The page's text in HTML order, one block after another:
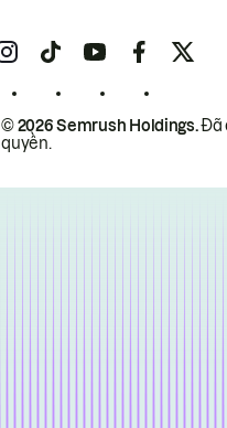
© 2026 Semrush Holdings.Đã
quyền.